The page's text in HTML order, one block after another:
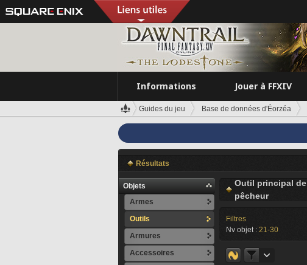
Informations Jouer à FFXIV
Guides du jeu Base de données d'Éorzéa
Résultats
Objets
Armes
Outils
Armures
Accessoires
Outil principal de
pêcheur
Filtres
Nv objet : 21-30